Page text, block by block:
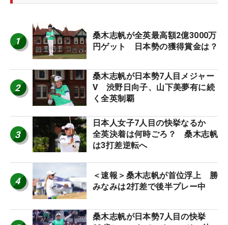
1
桑木志帆が全英最高額2億3000万
円ゲット 日本勢の獲得賞金は？
2
桑木志帆が日本勢7人目メジャー
V 渋野日向子、山下美夢有に続
く全英制覇
3
日本人女子7人目の快挙なるか
全英決着は何時ごろ？ 桑木志帆
は3打差逆転へ
4
＜速報＞桑木志帆が首位浮上 勝
みなみは2打差で後半プレー中
桑木志帆が日本勢7人目の快挙